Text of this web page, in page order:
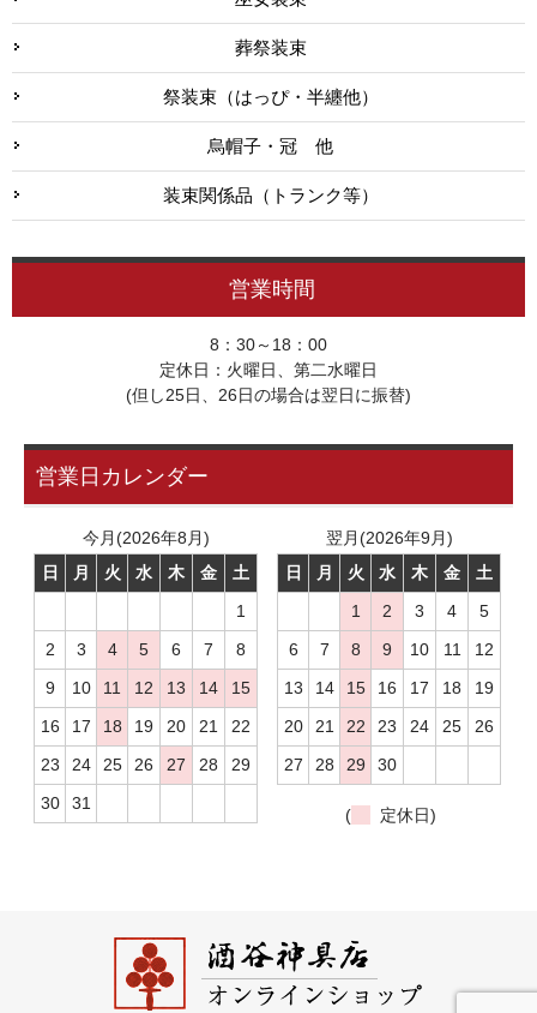
葬祭装束
祭装束（はっぴ・半纏他）
烏帽子・冠 他
装束関係品（トランク等）
営業時間
8：30～18：00
定休日：火曜日、第二水曜日
(但し25日、26日の場合は翌日に振替)
営業日カレンダー
今月(2026年8月)
日
月 火 水 木 金
土
1
2
3 4 5 6 7
8
9
10 11 12 13 14
15
16
17 18 19 20 21
22
23
24 25 26 27 28
29
30
31
翌月(2026年9月)
日
月 火 水 木 金
土
1
2 3 4
5
6
7 8 9 10 11
12
13
14 15 16 17 18
19
20
21 22 23 24 25
26
27
28 29 30
( 定休日)